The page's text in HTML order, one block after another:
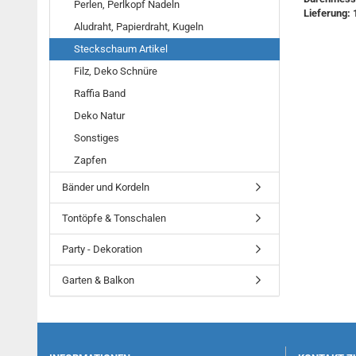
Lieferung:
Perlen, Perlkopf Nadeln
Aludraht, Papierdraht, Kugeln
Steckschaum Artikel
Filz, Deko Schnüre
Raffia Band
Deko Natur
Sonstiges
Zapfen
Bänder und Kordeln
Tontöpfe & Tonschalen
Party - Dekoration
Garten & Balkon